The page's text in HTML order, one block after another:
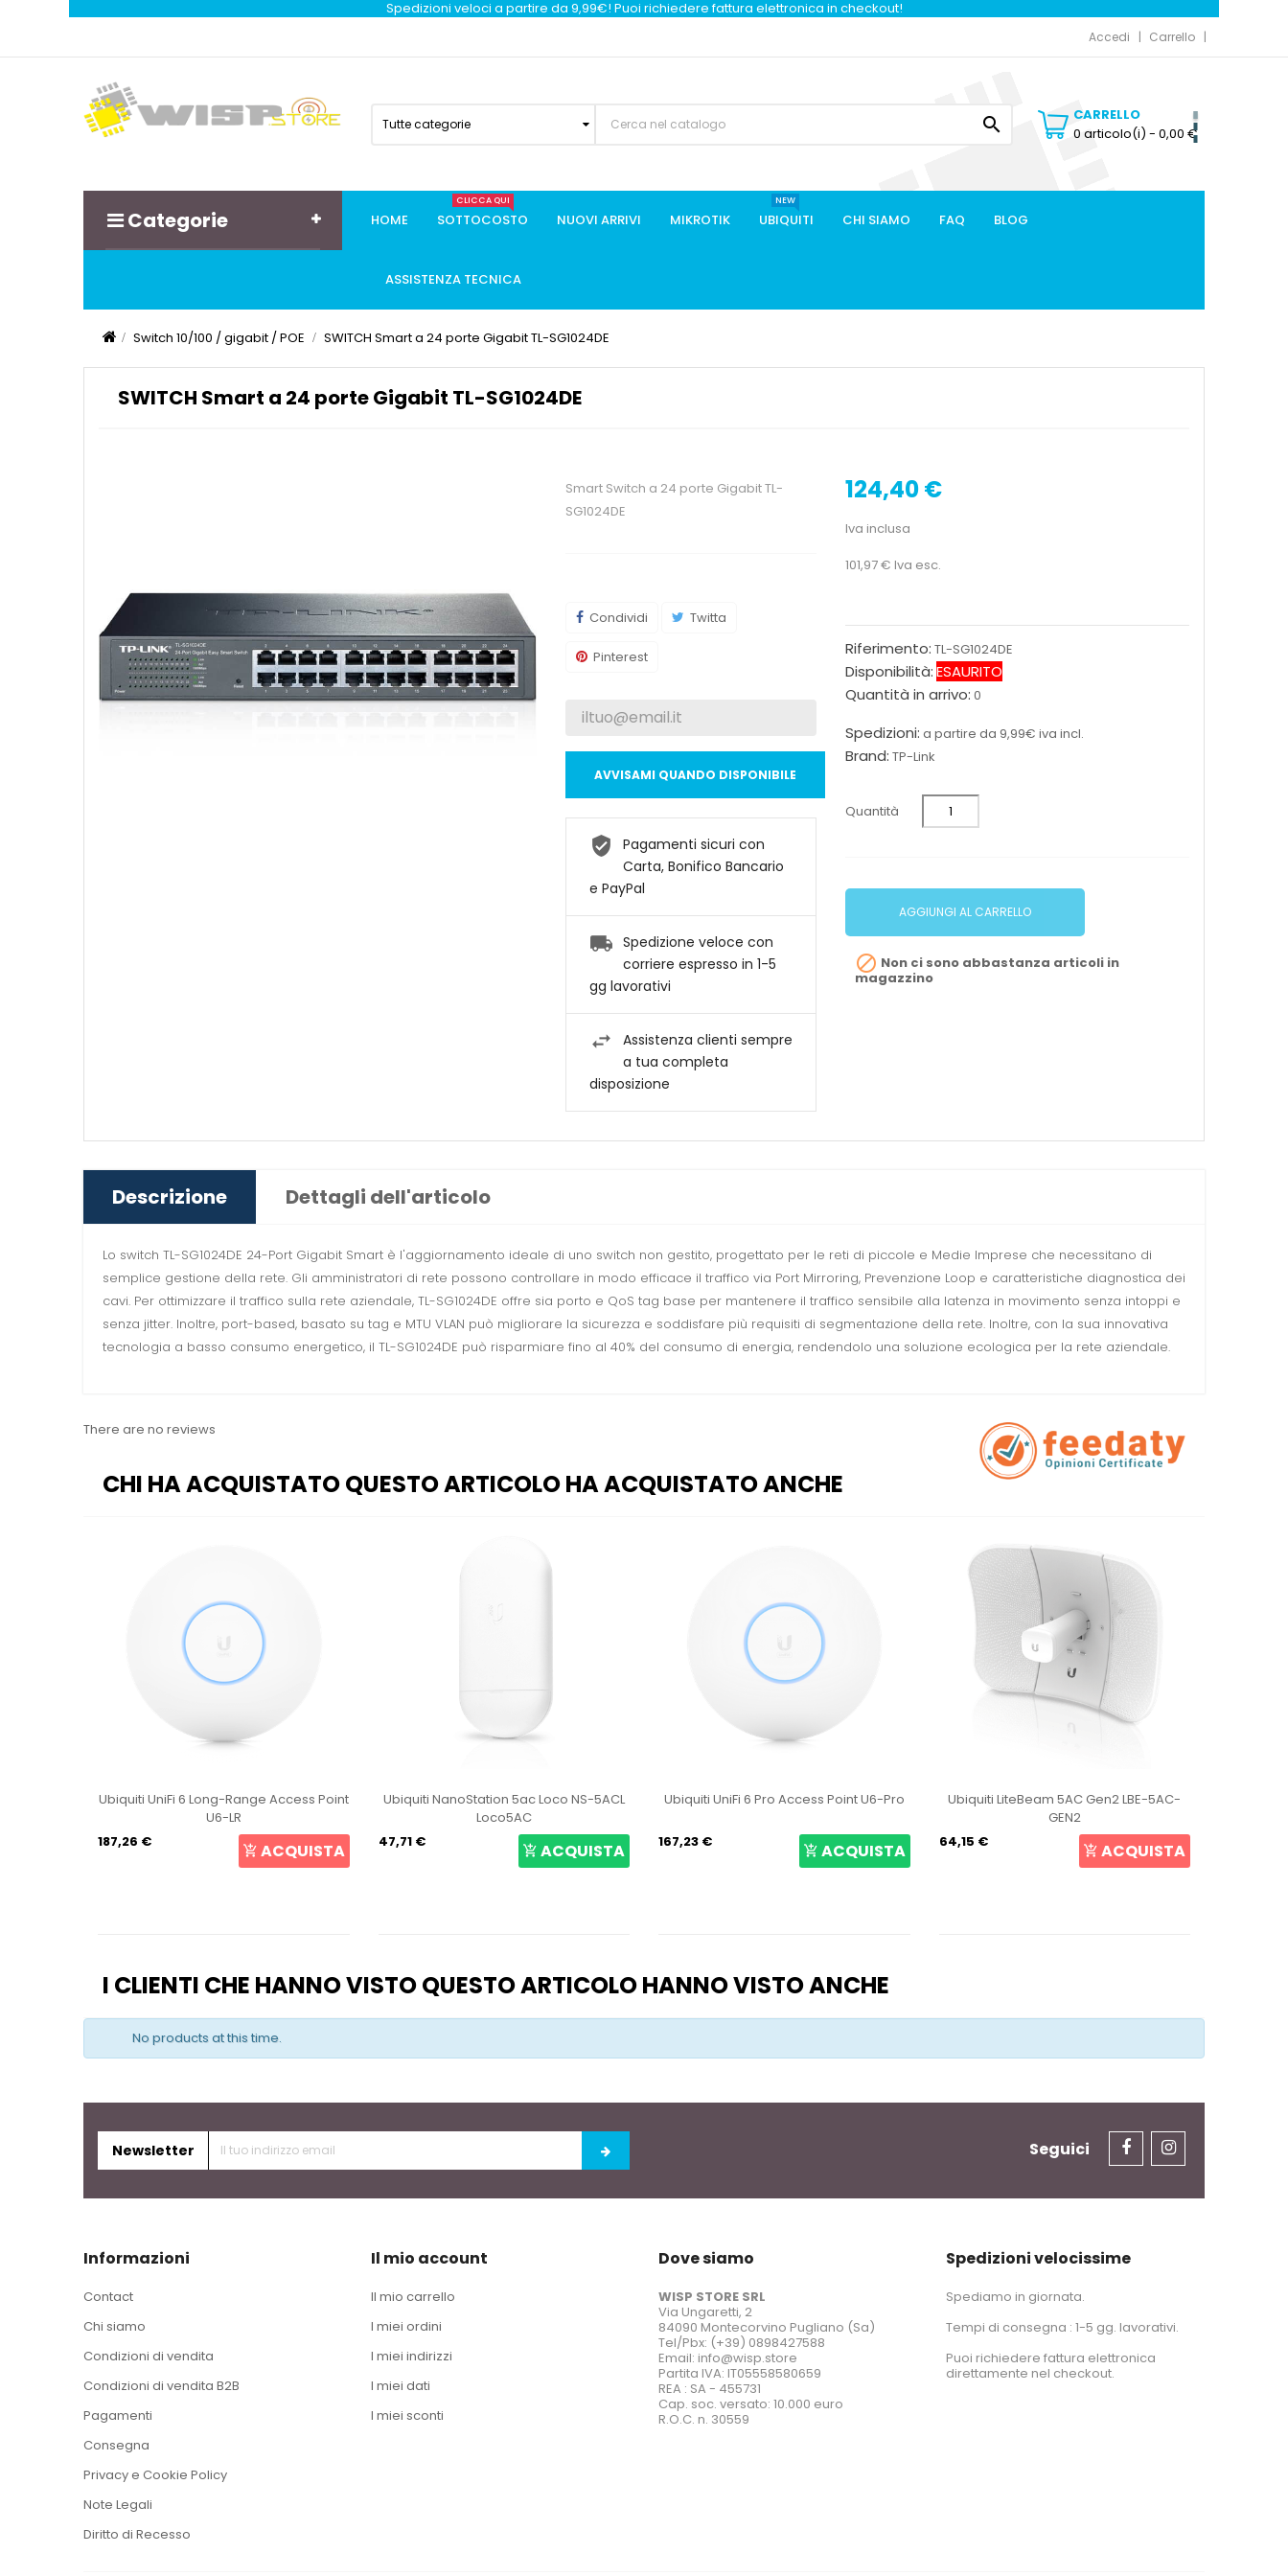
Spedizioni veloci a partire da 9,99€! Puoi richiedere fattura elettronica in checkout!
Accedi Carrello
Tutte categorie 
CARRELLO
0 articolo(i) - 0,00 €
Categorie HOME SOTTOCOSTO
CLICCA QUI
NUOVI ARRIVI MIKROTIK UBIQUITI
NEW
CHI SIAMO FAQ BLOG
ASSISTENZA TECNICA
Switch 10/100 / gigabit / POE SWITCH Smart a 24 porte Gigabit TL-SG1024DE
SWITCH Smart a 24 porte Gigabit TL-SG1024DE
124,40 €
Iva inclusa
101,97 € Iva esc.
Riferimento: TL-SG1024DE
Disponibilità:ESAURITO
Quantità in arrivo: 0
Spedizioni: a partire da 9,99€ iva incl.
Brand: TP-Link
Quantità
AGGIUNGI AL CARRELLO
 Non ci sono abbastanza articoli in
magazzino
Smart Switch a 24 porte Gigabit TL-
SG1024DE
Condividi Twitta
Pinterest
AVVISAMI QUANDO DISPONIBILE
Pagamenti sicuri con
Carta, Bonifico Bancario
e PayPal
Spedizione veloce con
corriere espresso in 1-5
gg lavorativi
Assistenza clienti sempre
a tua completa
disposizione
Descrizione Dettagli dell'articolo
Lo switch TL-SG1024DE 24-Port Gigabit Smart è l'aggiornamento ideale di uno switch non gestito, progettato per le reti di piccole e Medie Imprese che necessitano di
semplice gestione della rete. Gli amministratori di rete possono controllare in modo efficace il traffico via Port Mirroring, Prevenzione Loop e caratteristiche diagnostica dei
cavi. Per ottimizzare il traffico sulla rete aziendale, TL-SG1024DE offre sia porto e QoS tag base per mantenere il traffico sensibile alla latenza in movimento senza intoppi e
senza jitter. Inoltre, port-based, basato su tag e MTU VLAN può migliorare la sicurezza e soddisfare più requisiti di segmentazione della rete. Inoltre, con la sua innovativa
tecnologia a basso consumo energetico, il TL-SG1024DE può risparmiare fino al 40% del consumo di energia, rendendolo una soluzione ecologica per la rete aziendale.
There are no reviews
CHI HA ACQUISTATO QUESTO ARTICOLO HA ACQUISTATO ANCHE
Ubiquiti UniFi 6 Long-Range Access Point
U6-LR
187,26 €
ACQUISTA
Ubiquiti NanoStation 5ac Loco NS-5ACL
Loco5AC
47,71 €
ACQUISTA
Ubiquiti UniFi 6 Pro Access Point U6-Pro
167,23 € ACQUISTA
Ubiquiti LiteBeam 5AC Gen2 LBE-5AC-
GEN2
64,15 €
ACQUISTA
I CLIENTI CHE HANNO VISTO QUESTO ARTICOLO HANNO VISTO ANCHE
No products at this time.
Newsletter Seguici
Informazioni
Contact
Chi siamo
Condizioni di vendita
Condizioni di vendita B2B
Pagamenti
Consegna
Privacy e Cookie Policy
Note Legali
Diritto di Recesso
Il mio account
Il mio carrello
I miei ordini
I miei indirizzi
I miei dati
I miei sconti
Dove siamo
WISP STORE SRL
Via Ungaretti, 2
84090 Montecorvino Pugliano (Sa)
Tel/Pbx: (+39) 0898427588
Email: info@wisp.store
Partita IVA: IT05558580659
REA : SA - 455731
Cap. soc. versato: 10.000 euro
R.O.C. n. 30559
Spedizioni velocissime
Spediamo in giornata.
Tempi di consegna : 1-5 gg. lavorativi.
Puoi richiedere fattura elettronica
direttamente nel checkout.